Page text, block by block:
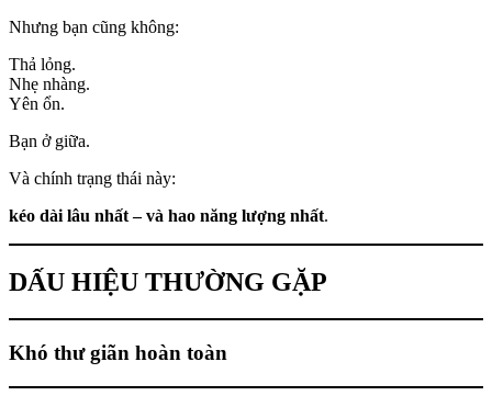
Nhưng bạn cũng không:
Thả lỏng.
Nhẹ nhàng.
Yên ổn.
Bạn ở giữa.
Và chính trạng thái này:
kéo dài lâu nhất – và hao năng lượng nhất.
DẤU HIỆU THƯỜNG GẶP
Khó thư giãn hoàn toàn